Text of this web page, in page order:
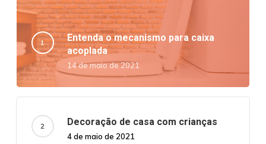
Entenda o mecanismo para caixa
acoplada
14 de maio de 2021
Decoração de casa com crianças
4 de maio de 2021